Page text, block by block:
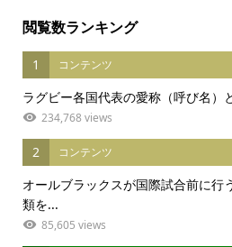
閲覧数ランキング
1 コンテンツ
ラグビー各国代表の愛称（呼び名）
234,768 views
2 コンテンツ
オールブラックスが国際試合前に行
類を...
85,605 views